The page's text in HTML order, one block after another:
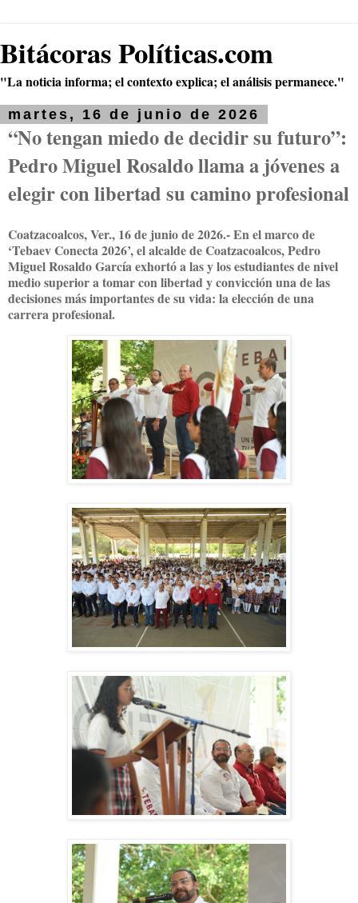
Bitácoras Políticas.com
"La noticia informa; el contexto explica; el análisis permanece."
martes, 16 de junio de 2026
“No tengan miedo de decidir su futuro”:
Pedro Miguel Rosaldo llama a jóvenes a
elegir con libertad su camino profesional
Coatzacoalcos, Ver., 16 de junio de 2026.- En el marco de
‘Tebaev Conecta 2026’, el alcalde de Coatzacoalcos, Pedro
Miguel Rosaldo García exhortó a las y los estudiantes de nivel
medio superior a tomar con libertad y convicción una de las
decisiones más importantes de su vida: la elección de una
carrera profesional.